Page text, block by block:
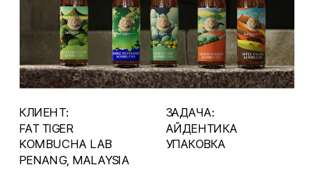
КЛИЕНТ:
FAT TIGER
KOMBUCHA LAB
ЗАДАЧА:
АЙДЕНТИКА
УПАКОВКА